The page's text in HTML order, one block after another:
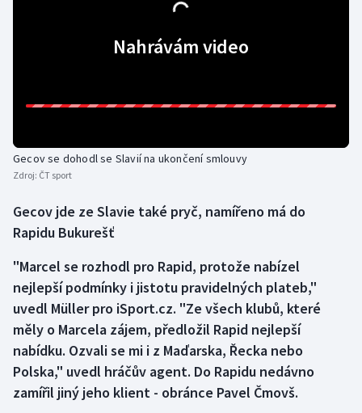
Nahrávám video
Gecov se dohodl se Slavií na ukončení smlouvy
Zdroj: ČT sport
Gecov jde ze Slavie také pryč, namířeno má do
Rapidu Bukurešť
"Marcel se rozhodl pro Rapid, protože nabízel
nejlepší podmínky i jistotu pravidelných plateb,"
uvedl Müller pro iSport.cz. "Ze všech klubů, které
měly o Marcela zájem, předložil Rapid nejlepší
nabídku. Ozvali se mi i z Maďarska, Řecka nebo
Polska," uvedl hráčův agent. Do Rapidu nedávno
zamířil jiný jeho klient - obránce Pavel Čmovš.